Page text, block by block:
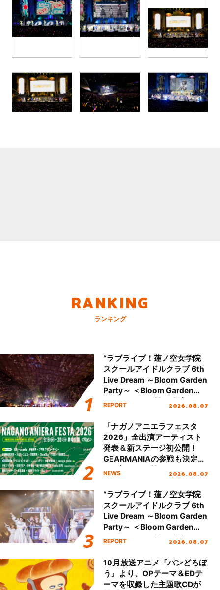
RANKING
ランキング
“ラブライブ！蓮ノ空女学院
スクールアイドルクラブ 6th
Live Dream ～Bloom Garden
Party～ ＜Bloom Garden
Party Stage／埼玉公演＞”
REPORT 2026.08.07
「ナガノアニエラフェスタ
2026」全出演アーティスト
発表＆新ステージ初公開！
GEARMANIAの参戦も決定
し、初となる第3ステージの
NEWS 2026.08.07
“ラブライブ！蓮ノ空女学院
スクールアイドルクラブ 6th
Live Dream ～Bloom Garden
Party～ ＜Bloom Garden
Party Stage／埼玉公演＞”
REPORT 2026.08.07
10月放送アニメ『パンどろぼ
う』より、OPテーマ＆EDテ
ーマを収録した主題歌CDが